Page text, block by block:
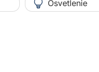
Osvetlenie